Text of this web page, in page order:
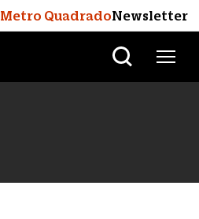
Metro QuadradoNewsletter